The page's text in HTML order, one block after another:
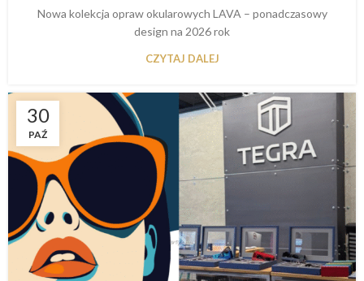
Nowa kolekcja opraw okularowych LAVA – ponadczasowy
design na 2026 rok
CZYTAJ DALEJ
30
PAŹ